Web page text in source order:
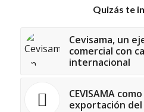
Quizás te
Cevisama, un
comercial con
internacional
CEVISAMA
exportación